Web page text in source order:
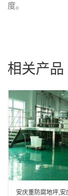
度。
相关产品